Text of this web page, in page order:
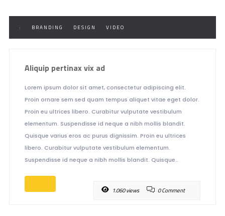
: BRANDING DESIGN VIDEO
Aliquip pertinax vix ad
Lorem ipsum dolor sit amet, consectetur adipiscing elit.
Proin ornare sem sed quam tempus aliquet vitae eget dolor.
Proin eu ultrices libero. Curabitur vulputate vestibulum
elementum. Suspendisse id neque a nibh mollis blandit.
Quisque varius eros ac purus dignissim. Proin eu ultrices
libero. Curabitur vulputate vestibulum elementum.
Suspendisse id neque a nibh mollis blandit. Quisque..
1.060 views 0 Comment